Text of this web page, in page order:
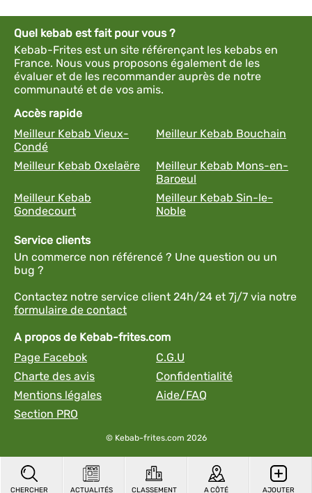
CHERCHER ACTUALITÉS CLASSEMENT A CÔTÉ AJOUTER
Quel kebab est fait pour vous ?
Kebab-Frites est un site référençant les kebabs en
France. Nous vous proposons également de les
évaluer et de les recommander auprès de notre
communauté et de vos amis.
Accès rapide
Meilleur Kebab Vieux-
Condé
Meilleur Kebab Bouchain
Meilleur Kebab Oxelaëre
Meilleur Kebab Mons-en-
Baroeul
Meilleur Kebab
Gondecourt
Meilleur Kebab Sin-le-
Noble
Service clients
Un commerce non référencé ? Une question ou un
bug ?
Contactez notre service client 24h/24 et 7j/7 via notre
formulaire de contact
A propos de Kebab-frites.com
Page Facebok
C.G.U
Charte des avis
Confidentialité
Mentions légales
Aide/FAQ
Section PRO
© Kebab-frites.com 2026